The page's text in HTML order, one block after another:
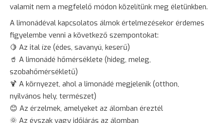
valamit nem a megfelelő módon közelítünk meg életünkben.
A limonádéval kapcsolatos álmok értelmezésekor érdemes
figyelembe venni a következő szempontokat:
🍋 Az ital íze (édes, savanyú, keserű)
🥤 A limonádé hőmérséklete (hideg, meleg,
szobahőmérsékletű)
🍹 A környezet, ahol a limonádé megjelenik (otthon,
nyilvános hely, természet)
😊 Az érzelmek, amelyeket az álomban éreztél
🌞 Az évszak vagy időjárás az álomban